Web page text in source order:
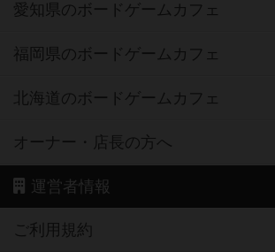
愛知県のボードゲームカフェ
福岡県のボードゲームカフェ
北海道のボードゲームカフェ
オーナー・店長の方へ
運営者情報
ご利用規約